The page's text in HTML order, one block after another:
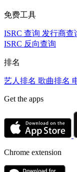
免费工具
ISRC 查询 发行商查
ISRC 反向查询
排名
艺人排名 歌曲排名
Get the apps
Chrome extension